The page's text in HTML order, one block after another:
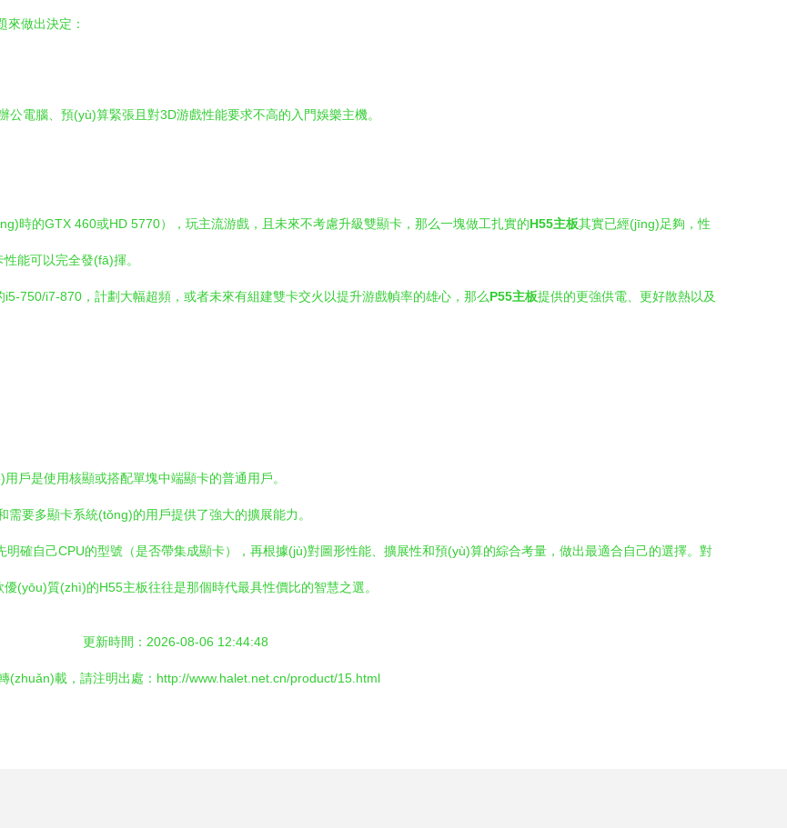
來做出決定：
公電腦、預(yù)算緊張且對3D游戲性能要求不高的入門娛樂主機。
時的GTX 460或HD 5770），玩主流游戲，且未來不考慮升級雙顯卡，那么一塊做工扎實的H55主板其實已經(jīng)足夠，性
能可以完全發(fā)揮。
i5-750/i7-870，計劃大幅超頻，或者未來有組建雙卡交火以提升游戲幀率的雄心，那么P55主板提供的更強供電、更好散熱以及
戶是使用核顯或搭配單塊中端顯卡的普通用戶。
要多顯卡系統(tǒng)的用戶提供了強大的擴展能力。
確自己CPU的型號（是否帶集成顯卡），再根據(jù)對圖形性能、擴展性和預(yù)算的綜合考量，做出最適合自己的選擇。對
(yōu)質(zhì)的H55主板往往是那個時代最具性價比的智慧之選。
更新時間：2026-08-06 12:44:48
(zhuǎn)載，請注明出處：http://www.halet.net.cn/product/15.html